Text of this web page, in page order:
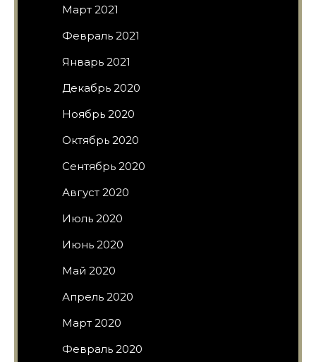
Март 2021
Февраль 2021
Январь 2021
Декабрь 2020
Ноябрь 2020
Октябрь 2020
Сентябрь 2020
Август 2020
Июль 2020
Июнь 2020
Май 2020
Апрель 2020
Март 2020
Февраль 2020